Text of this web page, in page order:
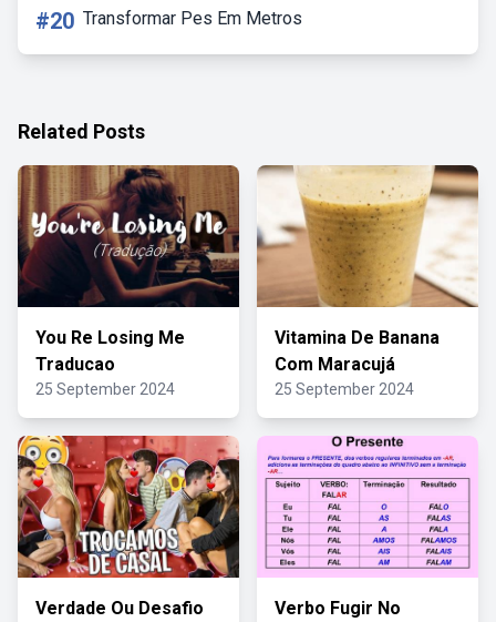
#20 Transformar Pes Em Metros
Related Posts
You Re Losing Me
Traducao
25 September 2024
Vitamina De Banana
Com Maracujá
25 September 2024
Verdade Ou Desafio Verbo Fugir No